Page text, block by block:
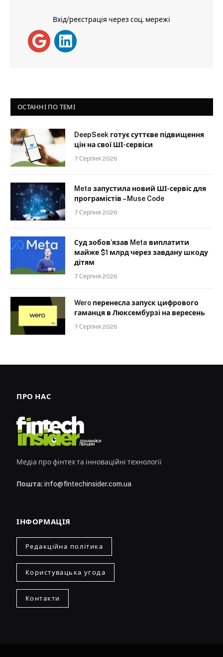
Вхід/реєстрація через соц. мережі
ОСТАННІ ПО ТЕМІ
DeepSeek готує суттєве підвищення
цін на свої ШІ-сервіси
7 Серпня 2026
Meta запустила новий ШІ-сервіс для
програмістів – Muse Code
7 Серпня 2026
Суд зобов’язав Meta виплатити
майже $1 млрд через завдану шкоду
дітям
7 Серпня 2026
Wero перенесла запуск цифрового
гаманця в Люксембурзі на вересень
7 Серпня 2026
ПРО НАС
Медіа про фінтех та інноваційні технології
Пошта: info@fintechinsider.com.ua
ІНФОРМАЦІЯ
Редакційна політика
Користувацька угода
Контакти